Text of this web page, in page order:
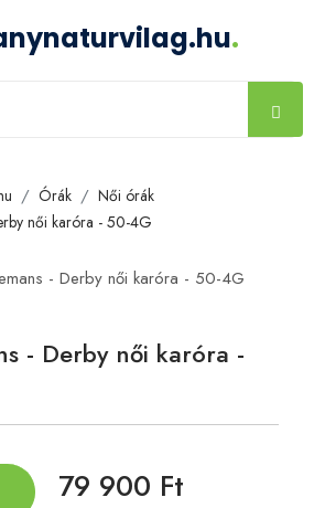
.
Órák
Női órák
női karóra - 50-4G
- Derby női karóra -
79 900 Ft